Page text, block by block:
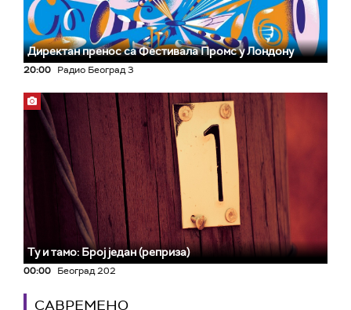
Директан пренос са Фестивала Промс у Лондону
20:00 Радио Београд 3
Ту и тамо: Број један (реприза)
00:00 Београд 202
САВРЕМЕНО